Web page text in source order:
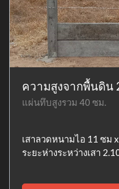
ความสูงจากพื้นดิน
แผ่นทึบสูงรวม 40 ซม.
เสาลวดหนามไอ 11 ซม
ระยะห่างระหว่างเสา